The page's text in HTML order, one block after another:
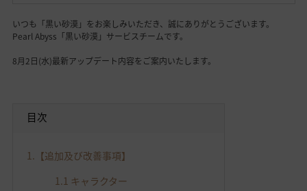
いつも「黒い砂漠」をお楽しみいただき、誠にありがとうございます。
Pearl Abyss「黒い砂漠」サービスチームです。
8月2日(水)最新アップデート内容をご案内いたします。
目次
1. 【追加及び改善事項】
1.1 キャラクター